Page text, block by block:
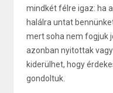
mindkét félre igaz: ha
halálra untat
mert soha nem fogjuk
azonban nyitottak
kiderülhet, hogy
gondoltuk.